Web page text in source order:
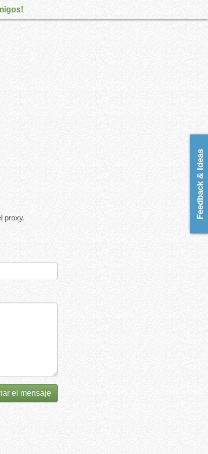
proxy.
el mensaje
Feedback & Ideas